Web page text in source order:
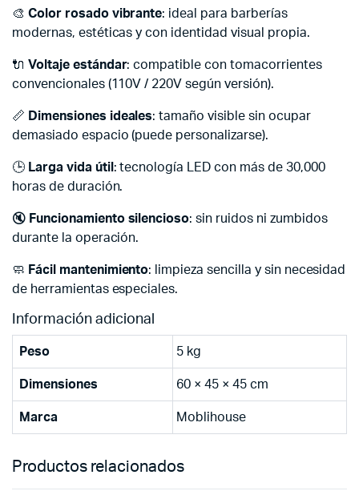
🎨 Color rosado vibrante: ideal para barberías
modernas, estéticas y con identidad visual propia.
🔌 Voltaje estándar: compatible con tomacorrientes
convencionales (110V / 220V según versión).
📏 Dimensiones ideales: tamaño visible sin ocupar
demasiado espacio (puede personalizarse).
🕒 Larga vida útil : tecnología LED con más de 30,000
horas de duración.
🔇 Funcionamiento silencioso: sin ruidos ni zumbidos
durante la operación.
🧼 Fácil mantenimiento: limpieza sencilla y sin necesidad
de herramientas especiales.
Información adicional
Peso 5 kg
Dimensiones 60 × 45 × 45 cm
Marca Moblihouse
Productos relacionados